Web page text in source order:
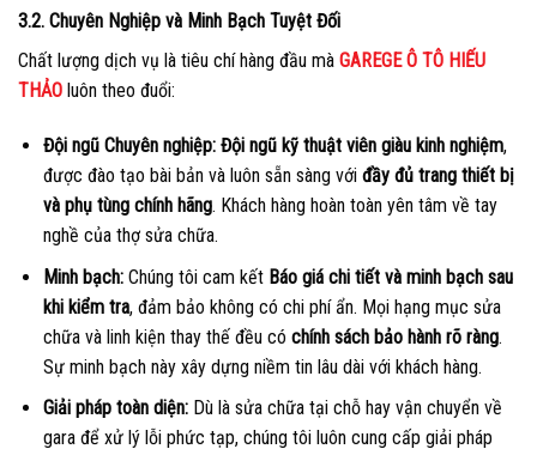
3.2. Chuyên Nghiệp và Minh Bạch Tuyệt Đối
Chất lượng dịch vụ là tiêu chí hàng đầu mà GAREGE Ô TÔ HIẾU
THẢO luôn theo đuổi:
Đội ngũ Chuyên nghiệp: Đội ngũ kỹ thuật viên giàu kinh nghiệm,
được đào tạo bài bản và luôn sẵn sàng với đầy đủ trang thiết bị
và phụ tùng chính hãng. Khách hàng hoàn toàn yên tâm về tay
nghề của thợ sửa chữa.
Minh bạch:Chúng tôi cam kết Báo giá chi tiết và minh bạch sau
khi kiểm tra, đảm bảo không có chi phí ẩn. Mọi hạng mục sửa
chữa và linh kiện thay thế đều có chính sách bảo hành rõ ràng.
Sự minh bạch này xây dựng niềm tin lâu dài với khách hàng.
Giải pháp toàn diện:Dù là sửa chữa tại chỗ hay vận chuyển về
gara để xử lý lỗi phức tạp, chúng tôi luôn cung cấp giải pháp